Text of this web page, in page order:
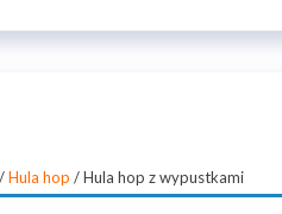
/Hula hop / Hula hop z wypustkami